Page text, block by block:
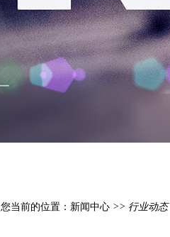
您当前的位置： 新闻中心 >> 行业动态